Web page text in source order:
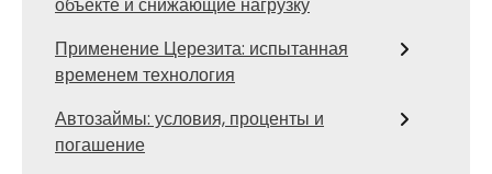
Применение Церезита: испытанная
временем технология
Автозаймы: условия, проценты и
погашение